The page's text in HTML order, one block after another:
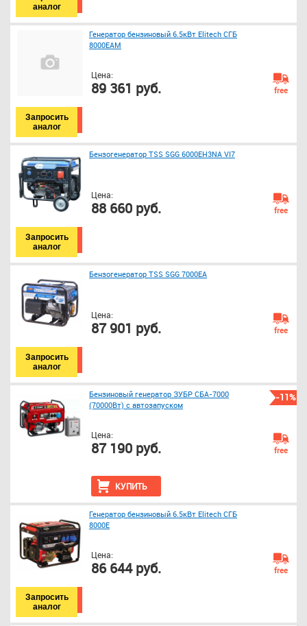
аналог
Генератор бензиновый 6.5кВт Elitech СГБ
8000ЕАМ
Цена:
89 361 руб.
Запросить
аналог
free
Бензогенератор TSS SGG 6000EH3NA VI7
Цена:
88 660 руб.
Запросить
аналог
free
Бензогенератор TSS SGG 7000EA
Цена:
87 901 руб.
Запросить
аналог
free
-11%
Бензиновый генератор ЗУБР СБА-7000
(70000Вт) с автозапуском
КУПИТЬ
Цена:
87 190 руб. free
Генератор бензиновый 6.5кВт Elitech СГБ
8000Е
Цена:
86 644 руб.
Запросить
аналог
free